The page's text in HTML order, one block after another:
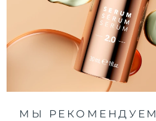
МЫ РЕКОМЕНДУЕМ